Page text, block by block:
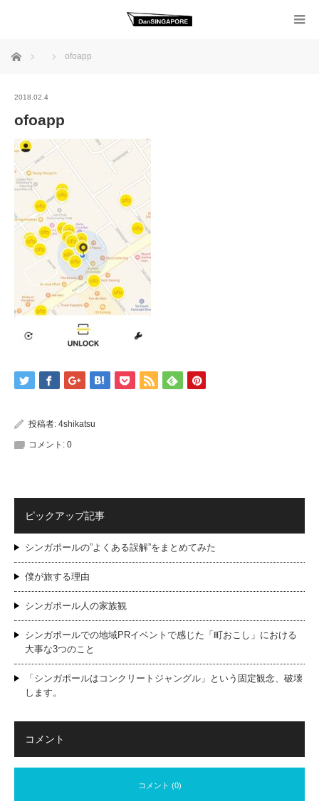
ホーム ofoapp
2018.02.4
ofoapp
投稿者: 4shikatsu
コメント: 0
ピックアップ記事
シンガポールの”よくある誤解”をまとめてみた
僕が旅する理由
シンガポール人の家族観
シンガポールでの地域PRイベントで感じた「町おこし」における
大事な3つのこと
「シンガポールはコンクリートジャングル」という固定観念、破壊
します。
コメント
コメント (0)